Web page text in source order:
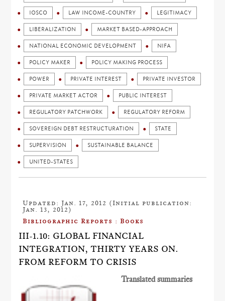
IOSCO LAW INCOME-COUNTRY LEGITIMACY
LIBERALIZATION MARKET BASED-APPROACH
NATIONAL ECONOMIC DEVELOPMENT NIFA
POLICY MAKER POLICY MAKING PROCESS
POWER PRIVATE INTEREST PRIVATE INVESTOR
PRIVATE MARKET ACTOR PUBLIC INTEREST
REGULATORY PATCHWORK REGULATORY REFORM
SOVEREIGN DEBT RESTRUCTURATION STATE
SUPERVISION SUSTAINABLE BALANCE
UNITED-STATES
Updated: Jan. 17, 2012 (Initial publication:
Jan. 13, 2012)
Bibliographic Reports : Books
III-1.10: GLOBAL FINANCIAL
INTEGRATION, THIRTY YEARS ON.
FROM REFORM TO CRISIS
Translated summaries